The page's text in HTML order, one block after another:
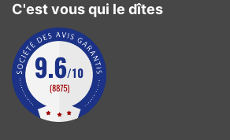
C'est vous qui le dîtes